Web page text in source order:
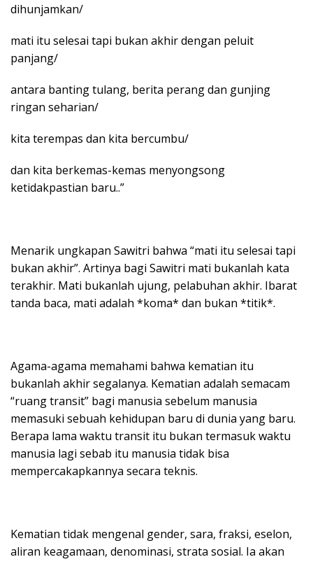
dihunjamkan/
mati itu selesai tapi bukan akhir dengan peluit
panjang/
antara banting tulang, berita perang dan gunjing
ringan seharian/
kita terempas dan kita bercumbu/
dan kita berkemas-kemas menyongsong
ketidakpastian baru..”
Menarik ungkapan Sawitri bahwa “mati itu selesai tapi
bukan akhir”. Artinya bagi Sawitri mati bukanlah kata
terakhir. Mati bukanlah ujung, pelabuhan akhir. Ibarat
tanda baca, mati adalah *koma* dan bukan *titik*.
Agama-agama memahami bahwa kematian itu
bukanlah akhir segalanya. Kematian adalah semacam
“ruang transit” bagi manusia sebelum manusia
memasuki sebuah kehidupan baru di dunia yang baru.
Berapa lama waktu transit itu bukan termasuk waktu
manusia lagi sebab itu manusia tidak bisa
mempercakapkannya secara teknis.
Kematian tidak mengenal gender, sara, fraksi, eselon,
aliran keagamaan, denominasi, strata sosial. Ia akan